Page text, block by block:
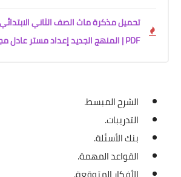
PDF | المنهج الجديد إعداد مستر عادل مجدي
الشرح المبسط.
التدريبات.
بنك الأسئلة.
القواعد المهمة.